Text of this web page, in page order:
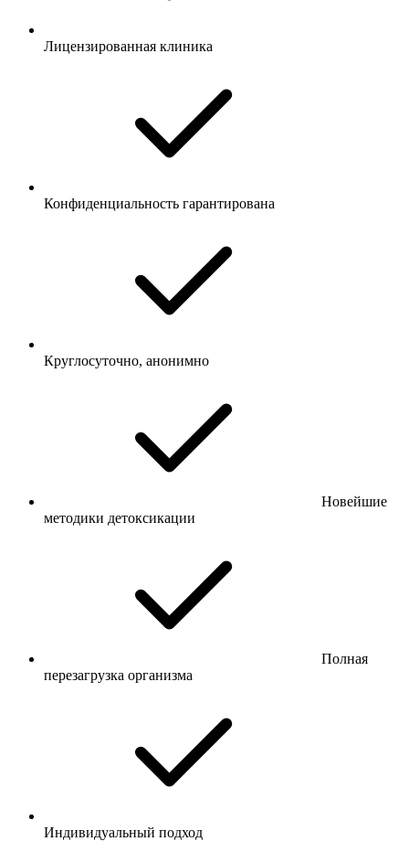
Лицензированная клиника
Конфиденциальность гарантирована
Круглосуточно, анонимно
Новейшие
методики детоксикации
Полная
перезагрузка организма
Индивидуальный подход